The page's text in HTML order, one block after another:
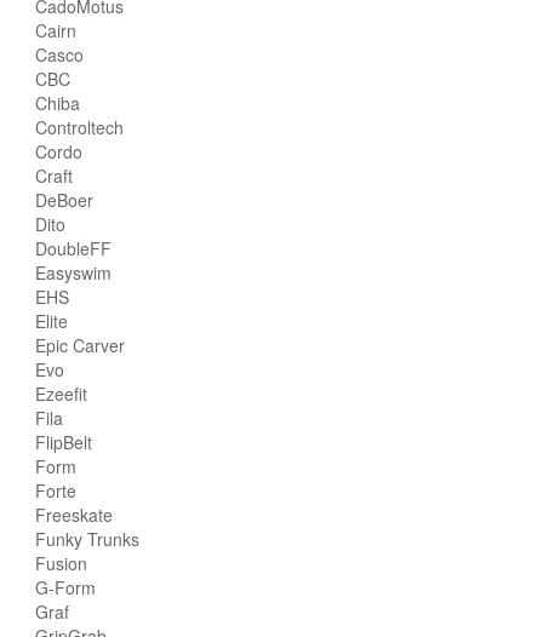
CadoMotus
Cairn
Casco
CBC
Chiba
Controltech
Cordo
Craft
DeBoer
Dito
DoubleFF
Easyswim
EHS
Elite
Epic Carver
Evo
Ezeefit
Fila
FlipBelt
Form
Forte
Freeskate
Funky Trunks
Fusion
G-Form
Graf